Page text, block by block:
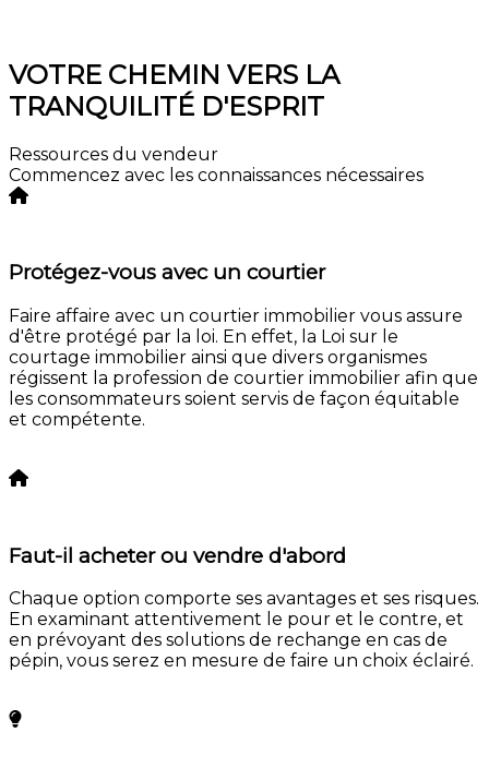
VOTRE CHEMIN VERS LA
TRANQUILITÉ D'ESPRIT
Ressources du vendeur
Commencez avec les connaissances nécessaires
Protégez-vous avec un courtier
Faire affaire avec un courtier immobilier vous assure
d'être protégé par la loi. En effet, la Loi sur le
courtage immobilier ainsi que divers organismes
régissent la profession de courtier immobilier afin que
les consommateurs soient servis de façon équitable
et compétente.
Faut-il acheter ou vendre d'abord
Chaque option comporte ses avantages et ses risques.
En examinant attentivement le pour et le contre, et
en prévoyant des solutions de rechange en cas de
pépin, vous serez en mesure de faire un choix éclairé.